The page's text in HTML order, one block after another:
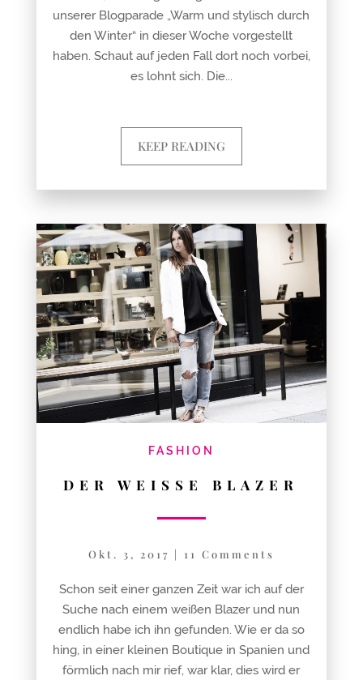
unserer Blogparade „Warm und stylisch durch
den Winter“ in dieser Woche vorgestellt
haben. Schaut auf jeden Fall dort noch vorbei,
es lohnt sich. Die...
KEEP READING
FASHION
DER WEISSE BLAZER
Okt. 3, 2017 | 11 Comments
Schon seit einer ganzen Zeit war ich auf der
Suche nach einem weißen Blazer und nun
endlich habe ich ihn gefunden. Wie er da so
hing, in einer kleinen Boutique in Spanien und
förmlich nach mir rief, war klar, dies wird er